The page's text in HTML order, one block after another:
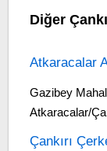
Diğer
Atkaracalar
Gazibey
Atkaracalar/
Çankırı